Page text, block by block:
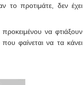
το προτιμάτε, δεν έχει
να φτιάξουν
φαίνεται να τα κάνει